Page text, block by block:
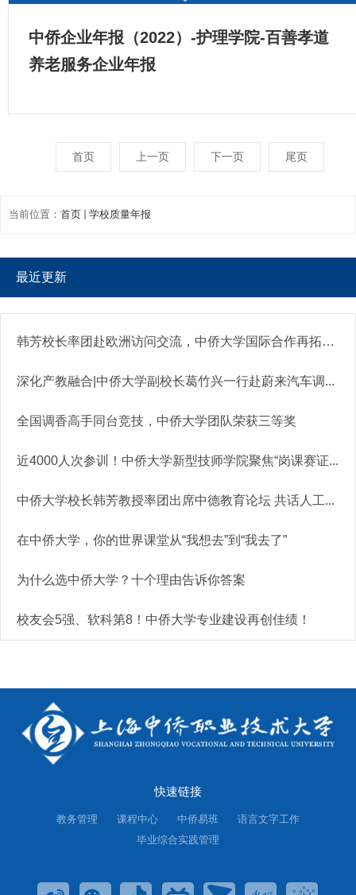
中侨企业年报（2022）-护理学院-百善孝道
养老服务企业年报
首页 上一页 下一页 尾页
当前位置： 首页 学校质量年报
最近更新
韩芳校长率团赴欧洲访问交流，中侨大学国际合作再拓新...
深化产教融合|中侨大学副校长葛竹兴一行赴蔚来汽车调...
全国调香高手同台竞技，中侨大学团队荣获三等奖
近4000人次参训！中侨大学新型技师学院聚焦“岗课赛证...
中侨大学校长韩芳教授率团出席中德教育论坛 共话人工...
在中侨大学，你的世界课堂从“我想去”到“我去了”
为什么选中侨大学？十个理由告诉你答案
校友会5强、软科第8！中侨大学专业建设再创佳绩！
快速链接
教务管理 课程中心 中侨易班
语言文字工作
毕业综合实践管理